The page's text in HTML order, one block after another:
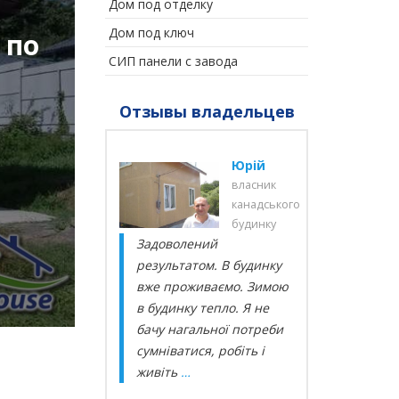
Дом под отделку
Дом под ключ
СИП панели с завода
Отзывы владельцев
Елена
канадского
дома
а
и
Юрій
власник
канадського
будинку
Задоволений
результатом. В будинку
вже проживаємо. Зимою
в будинку тепло. Я не
бачу нагальної потреби
сумніватися, робіть і
живіть …